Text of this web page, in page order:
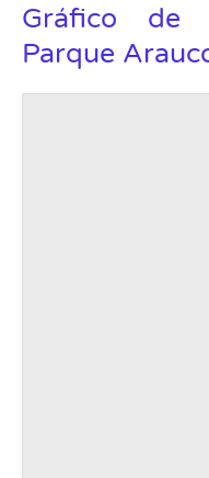
Gráfico de
Parque